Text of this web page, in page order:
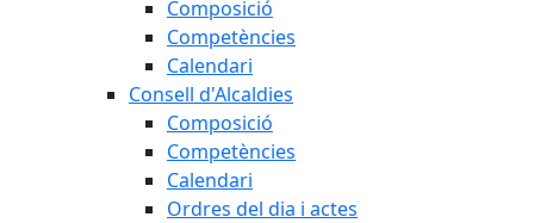
Composició
Competències
Calendari
Consell d'Alcaldies
Composició
Competències
Calendari
Ordres del dia i actes